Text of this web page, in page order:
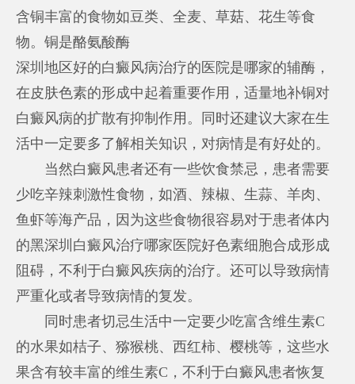
含铜丰富的食物如豆类、全麦、草菇、花生等食
物。铜是酪氨酸酶
深圳地区好的白癜风病治疗的医院是哪家的辅酶，
在皮肤色素的形成中起着重要作用，适量地补铜对
白癜风病的扩散有抑制作用。同时还建议大家在生
活中一定要多了解相关知识，对病情是有好处的。
当然白癜风患者还有一些饮食禁忌，患者需要
少吃辛辣刺激性食物，如酒、辣椒、生蒜、羊肉、
鱼虾等海产品，因为这些食物很容易对于患者体内
的黑深圳白癜风治疗哪家医院好色素细胞合成形成
阻碍，不利于白癜风疾病的治疗。还可以导致病情
严重化或者导致病情的复发。
同时患者切忌生活中一定要少吃富含维生素C
的水果如桔子、猕猴桃、西红柿、樱桃等，这些水
果含有较丰富的维生素C，不利于白癜风患者恢复